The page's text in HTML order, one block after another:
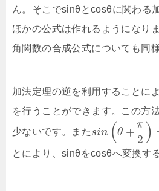
ん。そこでsinθとcosθに関わる
ほかの公式は作れるようになり
角関数の合成公式についても同様
加法定理の逆を利用することに
を行うことができます。この方
少ないです。またsin (θ +
π
2 )
とにより、sinθをcosθへ変換す